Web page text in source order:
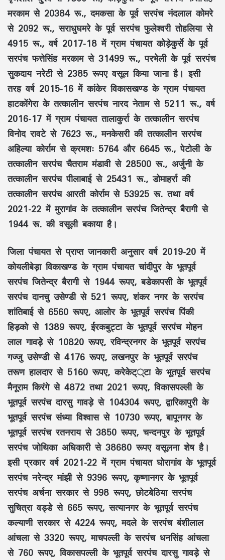
मरकाम से 20384 रू., दमकसा के पूर्व सरपंच नंदलाल कोमरे
से 2092 रू., सराधुघमरे के पूर्व सरपंच फुलेश्वरी तोहलिया से
4915 रू., वर्ष 2017-18 में ग्राम पंचायत कोड़ेकुर्से के पूर्व
सरपंच फत्तेसिंह मरकाम से 31499 रू., परभेली के पूर्व सरपंच
सुकदाय नरेटी से 2385 रूपए वसूल किया जाना है। इसी
तरह वर्ष 2015-16 में कांकेर विकासखण्ड के ग्राम पंचायत
हाटकोंगेरा के तत्कालीन सरपंच नारद नेताम से 5211 रू., वर्ष
2016-17 में ग्राम पंचायत तालाकुर्रा के तत्कालीन सरपंच
विनोद रावटे से 7623 रू., मनकेसरी की तत्कालीन सरपंच
अहिल्या कोर्राम से क्रमशः 5764 और 6645 रू., पेटोली के
तत्कालीन सरपंच चैतराम मंडावी से 28500 रू., अर्जुनी के
तत्कालीन सरपंच पीलाबाई से 25431 रू., डोमाहर्रा की
तत्कालीन सरपंच आरती कोर्राम से 53925 रू. तथा वर्ष
2021-22 में मुरागांव के तत्कालीन सरपंच जितेन्द्र बैरागी से
1944 रू. की वसूली बकाया है।
जिला पंचायत से प्राप्त जानकारी अनुसार वर्ष 2019-20 में
कोयलीबेड़ा विकाखण्ड के ग्राम पंचायत चांदीपुर के भूतपूर्व
सरपंच जितेन्द्र बैरागी से 1944 रूपए, बडेकापसी के भूतपूर्व
सरपंच दानचु उसेण्डी से 521 रूपए, शंकर नगर के सरपंच
शांतिबाई से 6560 रूपए, आलोर के भूतपूर्व सरपंच पिंकी
हिड़को से 1389 रूपए, ईरकबुट्टा के भूतपूर्व सरपंच मोहन
लाल गावड़े से 10820 रूपए, रविन्द्रनगर के भूतपूर्व सरपंच
गज्जु उसेण्डी से 4176 रूपए, लखनपुर के भूतपूर्व सरपंच
तरूण हालदार से 5160 रूपए, करेकेट््टा के भूतपूर्व सरपंच
मैनूराम किरंगे से 4872 तथा 2021 रूपए, विकासपल्ली के
भूतपूर्व सरपंच दारसु गावड़े से 104304 रूपए, द्वारिकापुरी के
भूतपूर्व सरपंच संध्या विश्वास से 10730 रूपए, बापूनगर के
भूतपूर्व सरपंच रतनराय से 3850 रूपए, चन्दनपुर के भूतपूर्व
सरपंच जोथिका अधिकारी से 38680 रूपए वसूलना शेष है।
इसी प्रकार वर्ष 2021-22 में ग्राम पंचायत घोरागांव के भूतपूर्व
सरपंच नरेन्द्र मांझी से 9396 रूपए, कृष्णानगर के भूतपूर्व
सरपंच अर्चना सरकार से 998 रूपए, छोटबेठिया सरपंच
सुचित्रा वड्डे से 665 रूपए, सत्यानगर के भूतपूर्व सरपंच
कल्याणी सरकार से 4224 रूपए, मदले के सरपंच बंशीलाल
आंचला से 3320 रूपए, माचपल्ली के सरपंच धनसिंह आंचला
से 760 रूपए, विकासपल्ली के भूतपूर्व सरपंच दारसु गावड़े से